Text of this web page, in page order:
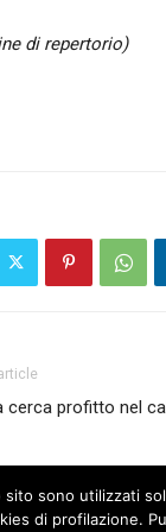
di repertorio)
cerca profitto nel
sono utilizzati
di profilazione.